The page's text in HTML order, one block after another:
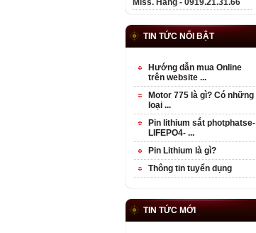
Miss. Hằng - 0919.21.31.66
TIN TỨC NỔI BẬT
Hướng dẫn mua Online
trên website ...
Motor 775 là gì? Có những
loại ...
Pin lithium sắt photphatse-
LIFEPO4- ...
Pin Lithium là gì?
Thông tin tuyển dụng
TIN TỨC MỚI